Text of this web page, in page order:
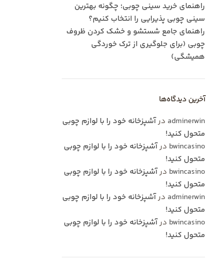
راهنمای خرید سینی چوبی؛ چگونه بهترین
سینی چوبی پذیرایی را انتخاب کنیم؟
راهنمای جامع شستشو و خشک کردن ظروف
چوبی (برای جلوگیری از ترک خوردگی
همیشگی)
آخرین دیدگاه‌ها
adminerwin درآشپزخانه خود را با لوازم چوبی
متحول کنید!
bwincasino درآشپزخانه خود را با لوازم چوبی
متحول کنید!
bwincasino درآشپزخانه خود را با لوازم چوبی
متحول کنید!
adminerwin درآشپزخانه خود را با لوازم چوبی
متحول کنید!
bwincasino درآشپزخانه خود را با لوازم چوبی
متحول کنید!